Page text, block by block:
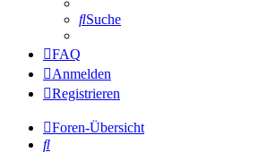
Suche
FAQ
Anmelden
Registrieren
Foren-Übersicht
Suche